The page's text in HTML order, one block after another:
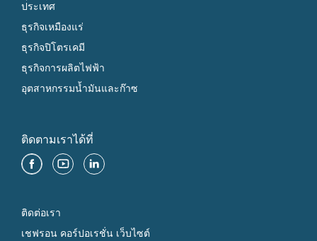
ประเทศ
ธุรกิจเหมืองแร่
ธุรกิจปิโตรเคมี
ธุรกิจการผลิตไฟฟ้า
อุตสาหกรรมน้ำมันและก๊าซ
ติดตามเราได้ที่
ติดต่อเรา
เชฟรอน คอร์ปอเรชั่น เว็บไซต์